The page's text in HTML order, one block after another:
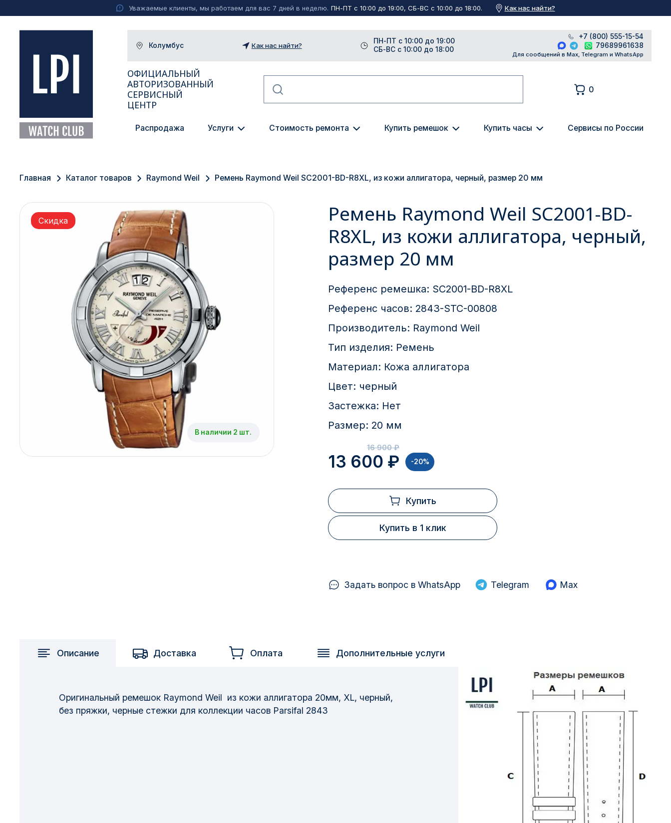
Уважаемые клиенты, мы работаем для вас 7 дней в неделю. ПН-ПТ с 10:00 до 19:00, СБ-ВС с 10:00 до 18:00. Как нас найти?
Колумбус
Санкт-Петербург
Новосибирск
Ижевск
Архангельск
Иркутск
Владивосток
Казань
Волгоград
Кемерово
Воронеж
Краснодар
Красноярск
1 Мая
1 Поселок
Как нас найти?
ПН-ПТ с 10:00 до 19:00
СБ-ВС с 10:00 до 18:00
+7 (800) 555-15-54
79689961638
Для сообщений в Max, Telegram и WhatsApp
ОФИЦИАЛЬНЫЙ
АВТОРИЗОВАННЫЙ
СЕРВИСНЫЙ
ЦЕНТР
0
Распродажа Услуги Стоимость ремонта Купить ремешок Купить часы Сервисы по России
Главная Каталог товаров Raymond Weil Ремень Raymond Weil SC2001-BD-R8XL, из кожи аллигатора, черный, размер 20 мм
В наличии 2 шт.
Скидка
Ремень Raymond Weil SC2001-BD-
R8XL, из кожи аллигатора, черный,
размер 20 мм
Референс ремешка: SC2001-BD-R8XL
Референс часов: 2843-STC-00808
Производитель: Raymond Weil
Тип изделия: Ремень
Материал: Кожа аллигатора
Цвет: черный
Застежка: Нет
Размер: 20 мм
13 600 ₽
16 900 ₽
-20%
Купить
Купить в 1 клик
Задать вопрос в WhatsApp Telegram Max
Описание Доставка Оплата Дополнительные услуги
Оригинальный ремешок Raymond Weil из кожи аллигатора 20мм, XL, черный,
без пряжки, черные стежки для коллекции часов Parsifal 2843